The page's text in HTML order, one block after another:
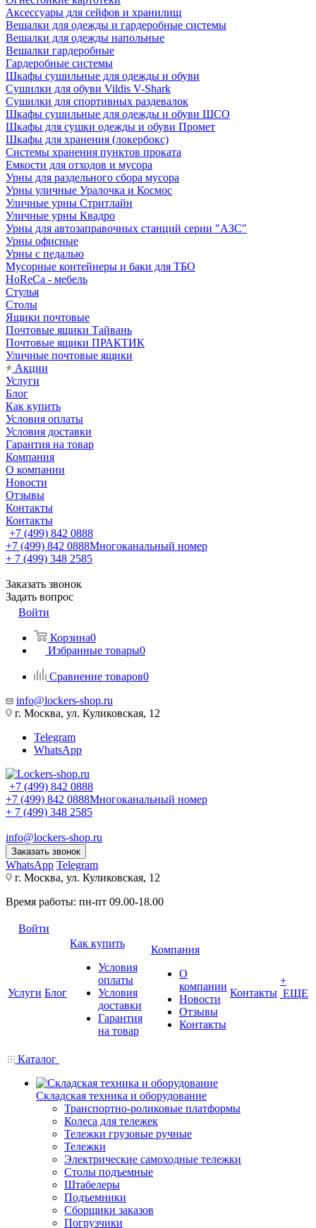
Аксессуары для сейфов и хранилищ
Вешалки для одежды и гардеробные системы
Вешалки для одежды напольные
Вешалки гардеробные
Гардеробные системы
Шкафы сушильные для одежды и обуви
Сушилки для обуви Vildis V-Shark
Сушилки для спортивных раздевалок
Шкафы сушильные для одежды и обуви ШСО
Шкафы для сушки одежды и обуви Промет
Шкафы для хранения (локербокс)
Системы хранения пунктов проката
Емкости для отходов и мусора
Урны для раздельного сбора мусора
Урны уличные Уралочка и Космос
Уличные урны Стритлайн
Уличные урны Квадро
Урны для автозаправочных станций серии "АЗС"
Урны офисные
Урны с педалью
Мусорные контейнеры и баки для ТБО
HoReCa - мебель
Стулья
Столы
Ящики почтовые
Почтовые ящики Тайвань
Почтовые ящики ПРАКТИК
Уличные почтовые ящики
Акции
Услуги
Блог
Как купить
Условия оплаты
Условия доставки
Гарантия на товар
Компания
О компании
Новости
Отзывы
Контакты
Контакты
+7 (499) 842 0888
+7 (499) 842 0888Многоканальный номер
+ 7 (499) 348 2585
Заказать звонок
Задать вопрос
Войти
Корзина0
Избранные товары0
Сравнение товаров0
info@lockers-shop.ru
г. Москва, ул. Куликовская, 12
Telegram
WhatsApp
+7 (499) 842 0888
+7 (499) 842 0888Многоканальный номер
+ 7 (499) 348 2585
info@lockers-shop.ru
Заказать звонок
WhatsApp Telegram
г. Москва, ул. Куликовская, 12
Время работы: пн-пт 09.00-18.00
Войти
Услуги Блог
Как купить
Условия
оплаты
Условия
доставки
Гарантия
на товар
Компания
О
компании
Новости
Отзывы
Контакты
Контакты
+
ЕЩЕ
Каталог
Складская техника и оборудование
Транспортно-роликовые платформы
Колеса для тележек
Тележки грузовые ручные
Тележки
Электрические самоходные тележки
Столы подъемные
Штабелеры
Подъемники
Сборщики заказов
Погрузчики